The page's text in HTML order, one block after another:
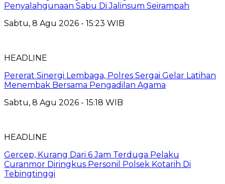
Penyalahgunaan Sabu Di Jalinsum Seirampah
Sabtu, 8 Agu 2026 - 15:23 WIB
HEADLINE
Pererat Sinergi Lembaga, Polres Sergai Gelar Latihan
Menembak Bersama Pengadilan Agama
Sabtu, 8 Agu 2026 - 15:18 WIB
HEADLINE
Gercep, Kurang Dari 6 Jam Terduga Pelaku
Curanmor Diringkus Personil Polsek Kotarih Di
Tebingtinggi